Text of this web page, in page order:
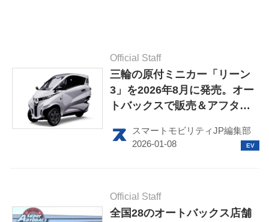
Official Staff
三輪の原付ミニカー「リーン
3」を2026年8月に発売。オー
トバックスで販売＆アフター
ー直販も検討中
スマートモビリティJP編集部
Official Staff
全国28のオートバックス店舗